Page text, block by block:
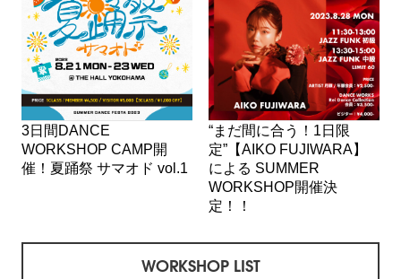
3日間DANCE
WORKSHOP CAMP開
催！夏踊祭 サマオド vol.1
“まだ間に合う！1日限
定”【AIKO FUJIWARA】
による SUMMER
WORKSHOP開催決
定！！
WORKSHOP LIST